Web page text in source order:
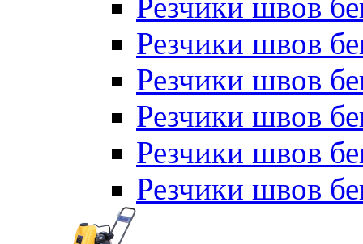
Резчики швов
Резчики швов
Резчики швов
Резчики швов
Резчики швов
Резчики швов